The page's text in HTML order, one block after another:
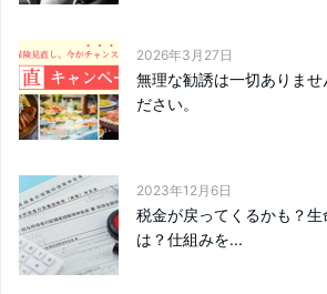
2026年3月27日
無理な勧誘は一切ありませ
ださい。
2023年12月6日
税金が戻ってくるかも？生
は？仕組みを...